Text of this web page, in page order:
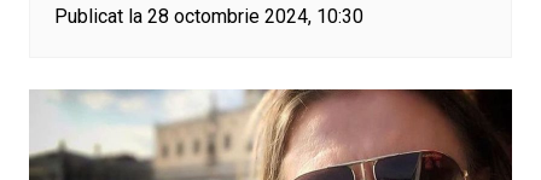
Publicat la 28 octombrie 2024, 10:30